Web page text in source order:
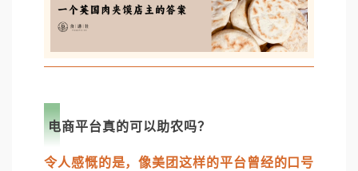
电商平台真的可以助农吗？
令人感慨的是，像美团这样的平台曾经的口号